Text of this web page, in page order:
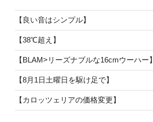
【良い音はシンプル】
【38℃超え】
【BLAM>リーズナブルな16cmウーハー】
【8月1日土曜日を駆け足で】
【カロッツェリアの価格変更】